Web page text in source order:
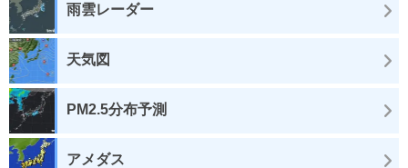
雨雲レーダー
天気図
PM2.5分布予測
アメダス